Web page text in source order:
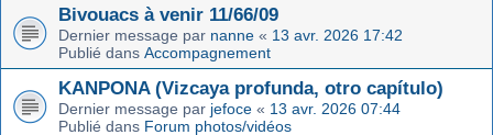
Bivouacs à venir 11/66/09
Dernier message par nanne « 13 avr. 2026 17:42
Publié dans Accompagnement
KANPONA (Vizcaya profunda, otro capítulo)
Dernier message par jefoce « 13 avr. 2026 07:44
Publié dans Forum photos/vidéos